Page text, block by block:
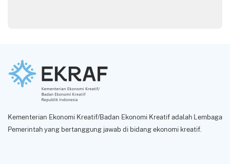
Kementerian Ekonomi Kreatif/Badan Ekonomi Kreatif adalah Lembaga
Pemerintah yang bertanggung jawab di bidang ekonomi kreatif.